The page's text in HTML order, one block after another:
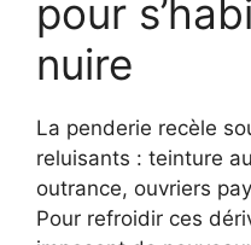
pour
nuire
La penderie recèle
reluisants : teinture
outrance, ouvriers
Pour refroidir ces